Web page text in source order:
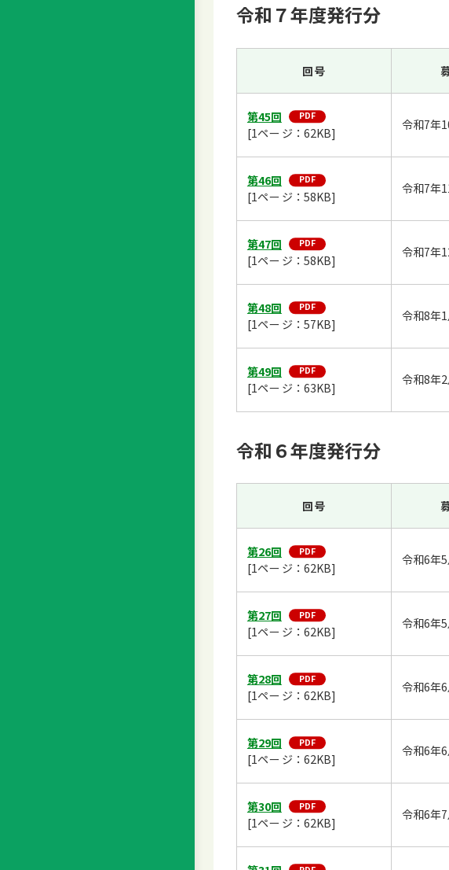
令和７年度発行分
回号
第45回
[1ペー ジ：62KB]
令和7年
第46回
[1ペー ジ：58KB]
令和7年
第47回
[1ペー ジ：58KB]
令和7年
第48回
[1ペー ジ：57KB]
令和8年
第49回
[1ペー ジ：63KB]
令和8年
令和６年度発行分
回号
第26回
[1ペー ジ：62KB]
令和6年
第27回
[1ペー ジ：62KB]
令和6年
第28回
[1ペー ジ：62KB]
令和6年
第29回
[1ペー ジ：62KB]
令和6年
第30回
[1ペー ジ：62KB]
令和6年